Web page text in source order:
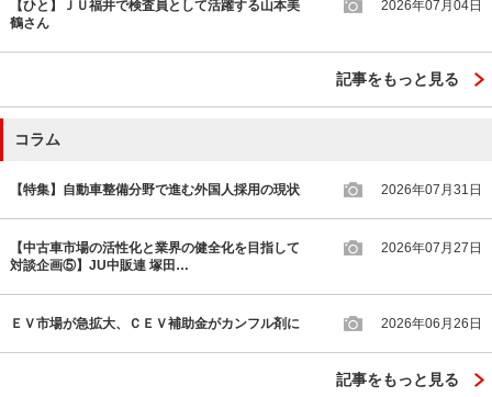
【ひと】ＪＵ福井で検査員として活躍する山本美
鶴さん
2026年07月04日
記事をもっと見る
コラム
【特集】自動車整備分野で進む外国人採用の現状 2026年07月31日
【中古車市場の活性化と業界の健全化を目指して
対談企画⑤】JU中販連 塚田…
2026年07月27日
ＥＶ市場が急拡大、ＣＥＶ補助金がカンフル剤に 2026年06月26日
記事をもっと見る